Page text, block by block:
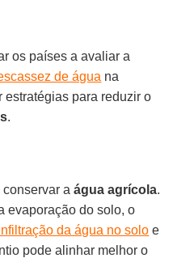
os países a avaliar a
de água na
para reduzir o
.
conservar aágua agrícola.
evaporação do solo, o
da água no solo e
pode alinhar melhor o